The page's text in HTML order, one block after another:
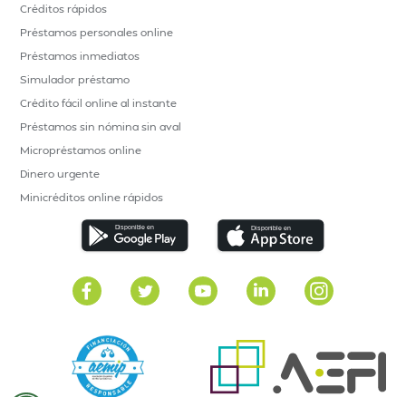
Créditos rápidos
Préstamos personales online
Préstamos inmediatos
Simulador préstamo
Crédito fácil online al instante
Préstamos sin nómina sin aval
Micropréstamos online
Dinero urgente
Minicréditos online rápidos